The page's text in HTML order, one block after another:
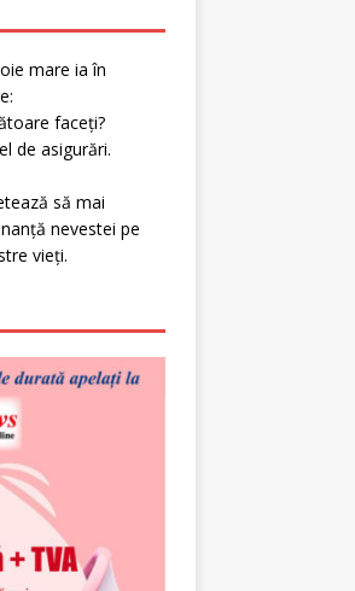
mare ia în
faceți?
de asigurări.
să mai
nevestei pe
vieți.